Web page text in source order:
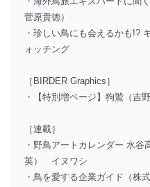
菅原貴徳）
・珍しい鳥にも会えるかも!?
ォッチング
［BIRDER Graphics］
・【特別増ページ】狗鷲（吉野
［連載］
・野鳥アートカレンダー 水
英） イヌワシ
・鳥を愛する企業ガイド（